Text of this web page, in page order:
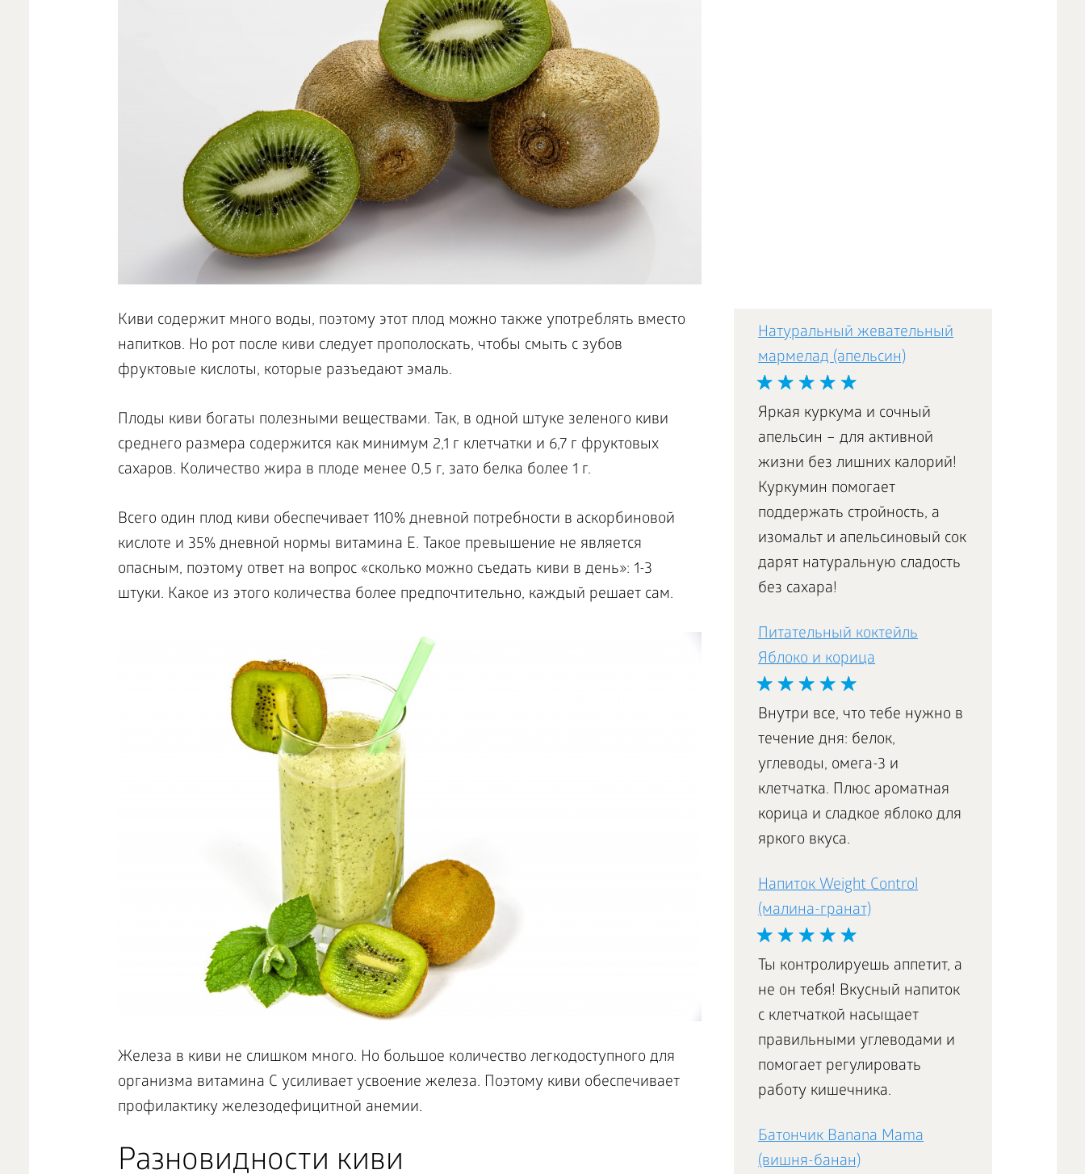
Натуральный жевательный
мармелад (апельсин)
Яркая куркума и сочный
апельсин – для активной
жизни без лишних калорий!
Куркумин помогает
поддержать стройность, а
изомальт и апельсиновый сок
дарят натуральную сладость
без сахара!
Питательный коктейль
Яблоко и корица
Внутри все, что тебе нужно в
течение дня: белок,
углеводы, омега-3 и
клетчатка. Плюс ароматная
корица и сладкое яблоко для
яркого вкуса.
Напиток Weight Control
(малина-гранат)
Ты контролируешь аппетит, а
не он тебя! Вкусный напиток
с клетчаткой насыщает
правильными углеводами и
помогает регулировать
работу кишечника.
Батончик Banana Mama
(вишня-банан)
Киви содержит много воды, поэтому этот плод можно также употреблять вместо
напитков. Но рот после киви следует прополоскать, чтобы смыть с зубов
фруктовые кислоты, которые разъедают эмаль.
Плоды киви богаты полезными веществами. Так, в одной штуке зеленого киви
среднего размера содержится как минимум 2,1 г клетчатки и 6,7 г фруктовых
сахаров. Количество жира в плоде менее 0,5 г, зато белка более 1 г.
Всего один плод киви обеспечивает 110% дневной потребности в аскорбиновой
кислоте и 35% дневной нормы витамина Е. Такое превышение не является
опасным, поэтому ответ на вопрос «сколько можно съедать киви в день»: 1-3
штуки. Какое из этого количества более предпочтительно, каждый решает сам.
Железа в киви не слишком много. Но большое количество легкодоступного для
организма витамина С усиливает усвоение железа. Поэтому киви обеспечивает
профилактику железодефицитной анемии.
Разновидности киви